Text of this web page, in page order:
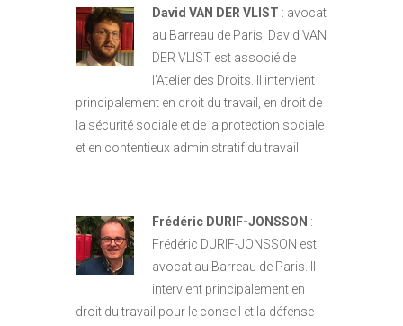
David VAN DER VLIST : avocat
au Barreau de Paris, David VAN
DER VLIST est associé de
l’Atelier des Droits. Il intervient
principalement en droit du travail, en droit de
la sécurité sociale et de la protection sociale
et en contentieux administratif du travail.
Frédéric DURIF-JONSSON :
Frédéric DURIF-JONSSON est
avocat au Barreau de Paris. Il
intervient principalement en
droit du travail pour le conseil et la défense